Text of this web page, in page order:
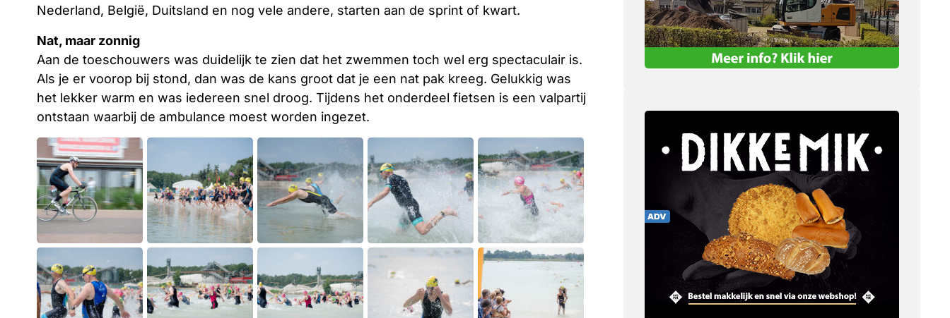
Nederland, België, Duitsland en nog vele andere, starten aan de sprint of kwart.
Nat, maar zonnig
Aan de toeschouwers was duidelijk te zien dat het zwemmen toch wel erg spectaculair is.
Als je er voorop bij stond, dan was de kans groot dat je een nat pak kreeg. Gelukkig was
het lekker warm en was iedereen snel droog. Tijdens het onderdeel fietsen is een valpartij
ontstaan waarbij de ambulance moest worden ingezet.